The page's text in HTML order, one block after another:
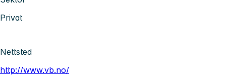
Privat
Nettsted
http://www.vb.no/